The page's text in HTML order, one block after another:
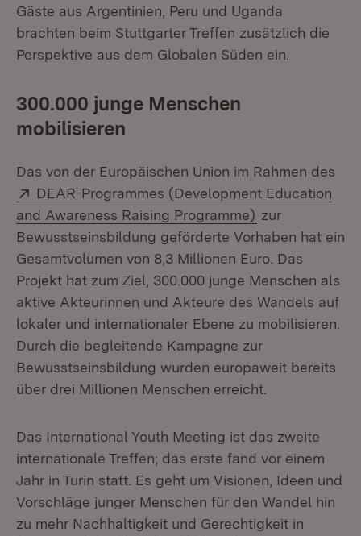
Gäste aus Argentinien, Peru und Uganda
brachten beim Stuttgarter Treffen zusätzlich die
Perspektive aus dem Globalen Süden ein.
300.000 junge Menschen
mobilisieren
Das von der Europäischen Union im Rahmen des
Extern:
DEAR-Programmes (Development Education
and Awareness Raising Programme) (Öffnet in
zur
Bewusstseinsbildung geförderte Vorhaben hat ein
Gesamtvolumen von 8,3 Millionen Euro. Das
Projekt hat zum Ziel, 300.000 junge Menschen als
aktive Akteurinnen und Akteure des Wandels auf
lokaler und internationaler Ebene zu mobilisieren.
Durch die begleitende Kampagne zur
Bewusstseinsbildung wurden europaweit bereits
über drei Millionen Menschen erreicht.
Das International Youth Meeting ist das zweite
internationale Treffen; das erste fand vor einem
Jahr in Turin statt. Es geht um Visionen, Ideen und
Vorschläge junger Menschen für den Wandel hin
zu mehr Nachhaltigkeit und Gerechtigkeit in